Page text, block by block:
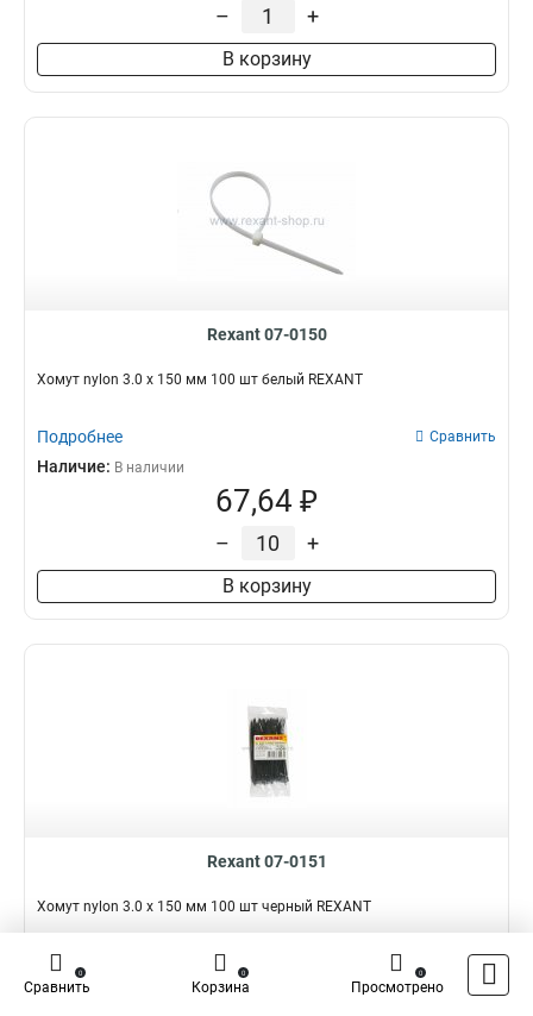
– +
В корзину
Rexant 07-0150
Хомут nylon 3.0 х 150 мм 100 шт белый REXANT
Подробнее Сравнить
Наличие: В наличии
67,64 ₽
– +
В корзину
Rexant 07-0151
Хомут nylon 3.0 х 150 мм 100 шт черный REXANT
Подробнее Сравнить
Наличие:
Сравнить
0
Корзина
0
Просмотрено
0